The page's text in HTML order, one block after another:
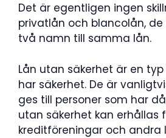
Det är egentligen ingen
privatlån och blancolån,
två namn till samma lån.
Lån utan säkerhet är en
har säkerhet. De är
ges till personer som har
utan säkerhet kan erhållas
kreditföreningar och andra